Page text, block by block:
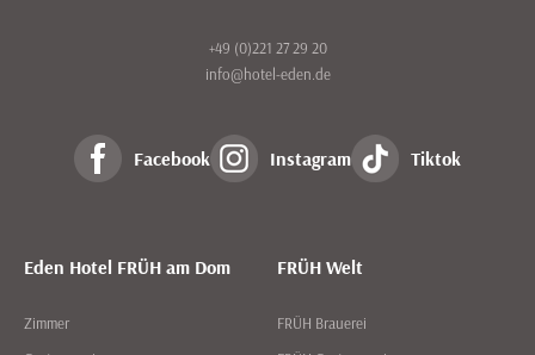
+49 (0)221 27 29 20
info@hotel-eden.de
Facebook Instagram Tiktok
Eden Hotel FRÜH am Dom
Zimmer
FRÜH Welt
FRÜH Brauerei